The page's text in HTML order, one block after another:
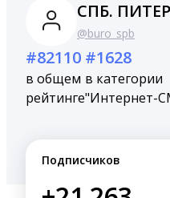
@buro_spb
#82110
в общем
рейтинге
#1628
в категории
"Интернет-
Подписчиков